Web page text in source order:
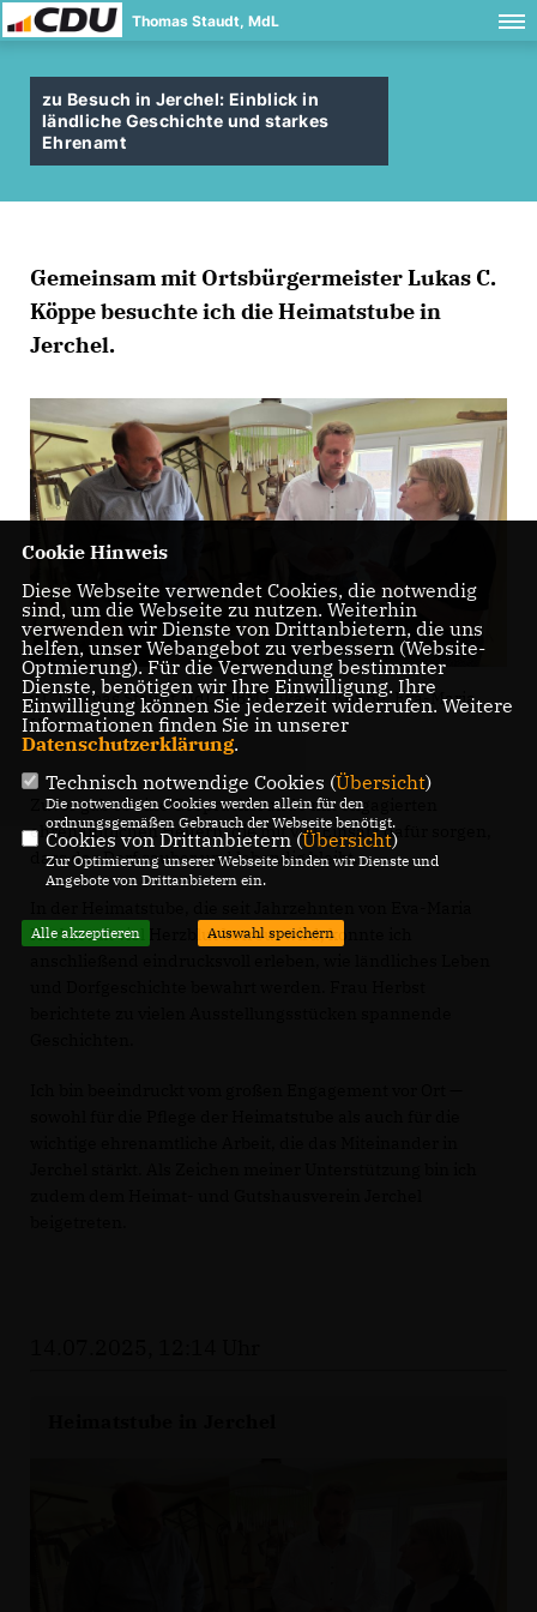
Thomas Staudt, MdL
zu Besuch in Jerchel: Einblick in
ländliche Geschichte und starkes
Ehrenamt
Gemeinsam mit Ortsbürgermeister Lukas C.
Köppe besuchte ich die Heimatstube in
Jerchel.
v.l. Thomas Staudt MdL, OBM Lukas C. Köppe, Eva-Maria
Herbst
Zuvor gab es eine Gesprächsrunde mit engagierten
ehrenamtlichen Helfern, die mit viel Einsatz dafür sorgen,
dass das Dorf sauber und lebendig bleibt.
Herbst mit viel Herzblut betreut wird, konnte ich
Cookie Hinweis
Diese Webseite verwendet Cookies, die notwendig
sind, um die Webseite zu nutzen. Weiterhin
verwenden wir Dienste von Drittanbietern, die uns
helfen, unser Webangebot zu verbessern (Website-
Optmierung). Für die Verwendung bestimmter
Dienste, benötigen wir Ihre Einwilligung. Ihre
Einwilligung können Sie jederzeit widerrufen. Weitere
Informationen finden Sie in unserer
Datenschutzerklärung.
Technisch notwendige Cookies (Übersicht)
Die notwendigen Cookies werden allein für den
ordnungsgemäßen Gebrauch der Webseite benötigt.
Cookies von Drittanbietern (Übersicht)
Zur Optimierung unserer Webseite binden wir Dienste und
Angebote von Drittanbietern ein.
Alle akzeptieren Auswahl speichern